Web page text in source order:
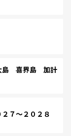
島 喜界島 加計
７～２０２８